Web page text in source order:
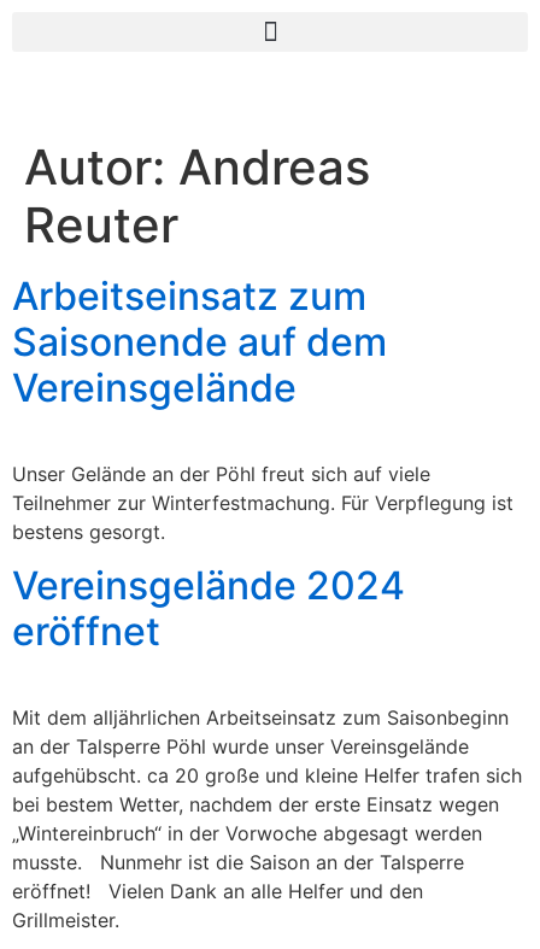
Autor: Andreas
Reuter
Arbeitseinsatz zum
Saisonende auf dem
Vereinsgelände
Unser Gelände an der Pöhl freut sich auf viele
Teilnehmer zur Winterfestmachung. Für Verpflegung ist
bestens gesorgt.
Vereinsgelände 2024
eröffnet
Mit dem alljährlichen Arbeitseinsatz zum Saisonbeginn
an der Talsperre Pöhl wurde unser Vereinsgelände
aufgehübscht. ca 20 große und kleine Helfer trafen sich
bei bestem Wetter, nachdem der erste Einsatz wegen
„Wintereinbruch“ in der Vorwoche abgesagt werden
musste. Nunmehr ist die Saison an der Talsperre
eröffnet! Vielen Dank an alle Helfer und den
Grillmeister.